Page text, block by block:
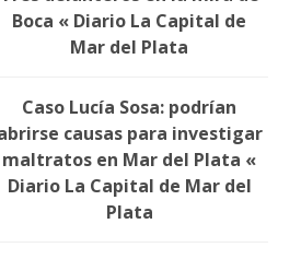
Boca « Diario La Capital de
Mar del Plata
Caso Lucía Sosa: podrían
causas para investigar
maltratos en Mar del Plata «
Diario La Capital de Mar del
Plata